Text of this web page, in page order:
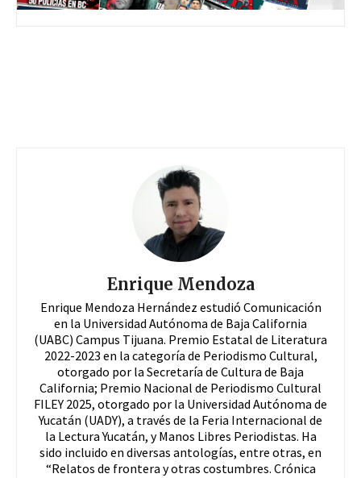
Enrique Mendoza
Enrique Mendoza Hernández estudió Comunicación
en la Universidad Autónoma de Baja California
(UABC) Campus Tijuana. Premio Estatal de Literatura
2022-2023 en la categoría de Periodismo Cultural,
otorgado por la Secretaría de Cultura de Baja
California; Premio Nacional de Periodismo Cultural
FILEY 2025, otorgado por la Universidad Autónoma de
Yucatán (UADY), a través de la Feria Internacional de
la Lectura Yucatán, y Manos Libres Periodistas. Ha
sido incluido en diversas antologías, entre otras, en
“Relatos de frontera y otras costumbres. Crónica